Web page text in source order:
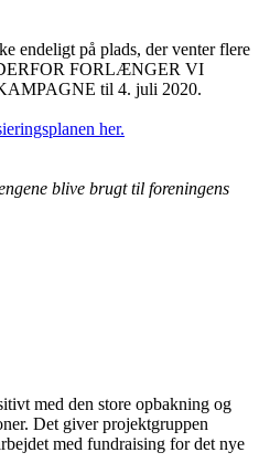
endeligt på plads, der venter flere
DERFOR FORLÆNGER VI
til 4. juli 2020.
her.
blive brugt til foreningens
med den store opbakning og
Det giver projektgruppen
med fundraising for det nye